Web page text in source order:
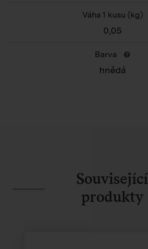
Váha 1 kusu (kg)
0,05
Barva
hnědá
Související
produkty